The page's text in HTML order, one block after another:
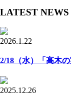
LATEST NEWS
2026.1.22
2/18（水）「高木
2025.12.26